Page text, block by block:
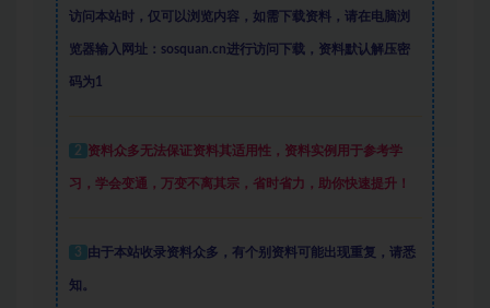
访问本站时，仅可以浏览内容，如需下载资料，请在电脑浏
览器输入网址：sosquan.cn进行访问下载， 资料默认解压密
码为1
2 资料众多无法保证资料其适用性，资料实例 用于参考学
习，学会变通，万变不离其宗，省时省力，助你快速提升！
3 由于本站收录资料众多，有个别资料可能出现重复，请悉
知。